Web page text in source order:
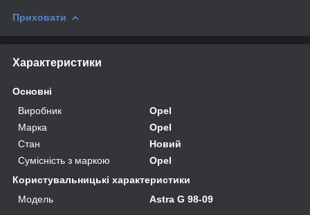
Приховати
Характеристики
Основні
Виробник
Opel
Марка
Opel
Стан
Новий
Сумісність з маркою
Opel
Користувальницькі характеристики
Мoдель
Astra G 98-09